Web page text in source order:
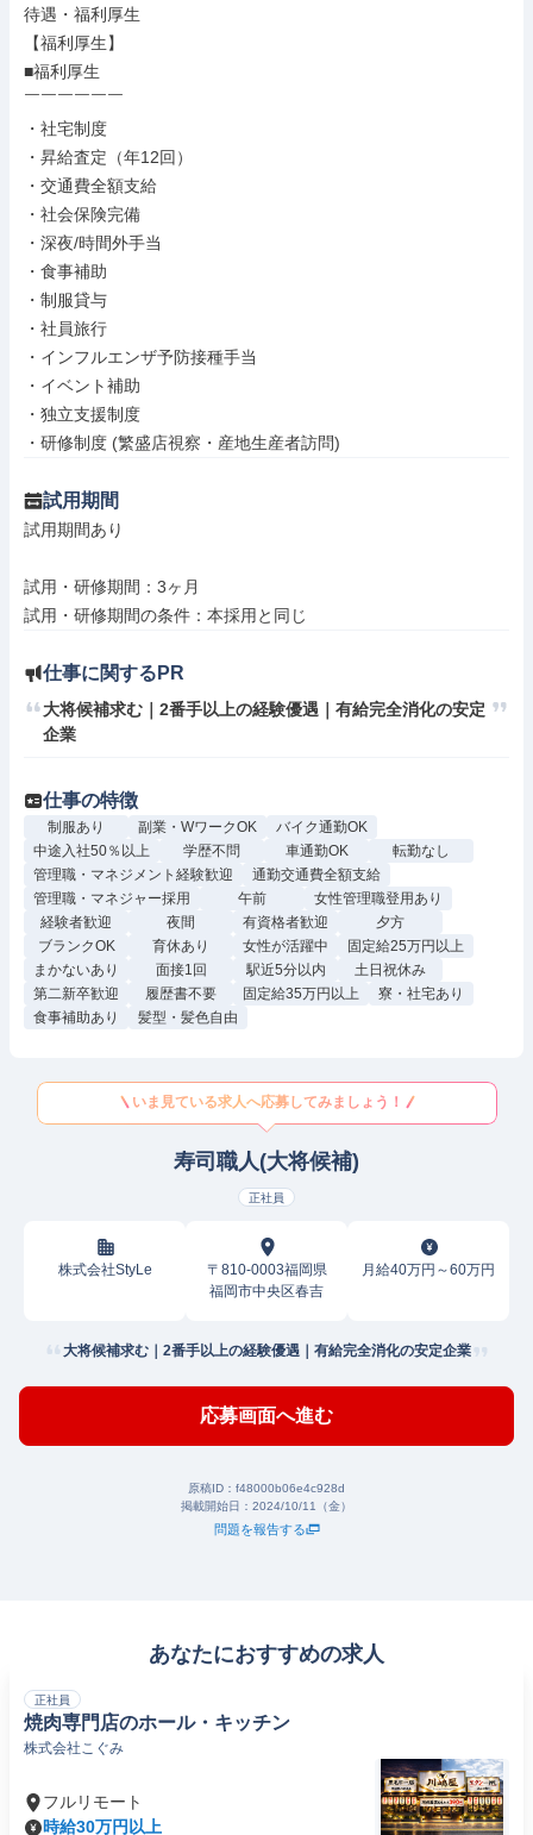
待遇・福利厚生
【福利厚生】
■福利厚生
￣￣￣￣￣￣
・社宅制度
・昇給査定（年12回）
・交通費全額支給
・社会保険完備
・深夜/時間外手当
・食事補助
・制服貸与
・社員旅行
・インフルエンザ予防接種手当
・イベント補助
・独立支援制度
・研修制度 (繁盛店視察・産地生産者訪問)
試用期間
試用期間あり
試用・研修期間：3ヶ月
仕事に関するPR
大将候補求む｜2番手以上の経験優遇｜有給完全消化の安定
企業
仕事の特徴
制服あり 副業・WワークOK
バイク通勤OK
中途入社50％以上
学歴不問 車通勤OK
転勤なし
管理職・マネジメント経験歓迎
通勤交通費全額支給
管理職・マネジャー採用
午前
女性管理職登用あり
経験者歓迎
夜間 有資格者歓迎
夕方
ブランクOK
育休あり 女性が活躍中
固定給25万円以上
まかないあり
面接1回 駅近5分以内
土日祝休み
第二新卒歓迎
履歴書不要 固定給35万円以上
寮・社宅あり
食事補助あり
髪型・髪色自由
いま見ている求人へ応募してみましょう！
寿司職人(大将候補)
正社員
株式会社StyLe
〒810-0003福岡県
福岡市中央区春吉
月給40万円～60万円
大将候補求む｜2番手以上の経験優遇｜有給完全消化の安定企業
応募画面へ進む
原稿ID： f48000b06e4c928d
掲載開始日： 2024/10/11（金）
問題を報告する
あなたにおすすめの求人
正社員
焼肉専門店のホール・キッチン
株式会社こぐみ
フルリモート
時給30万円以上